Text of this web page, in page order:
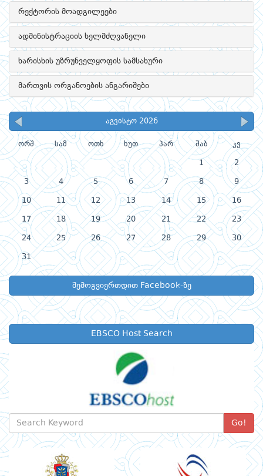
რექტორის მოადგილეები
ადმინისტრაციის ხელმძღვანელი
ხარისხის უზრუნველყოფის სამსახური
მართვის ორგანოების ანგარიშები
აგვისტო 2026
ორშ სამ ოთხ ხუთ პარ შაბ კვ
1 2
3 4 5 6 7 8 9
10 11 12 13 14 15 16
17 18 19 20 21 22 23
24 25 26 27 28 29 30
31
შემოგვიერთდით Facebook-ზე
EBSCO Host Search
Go!